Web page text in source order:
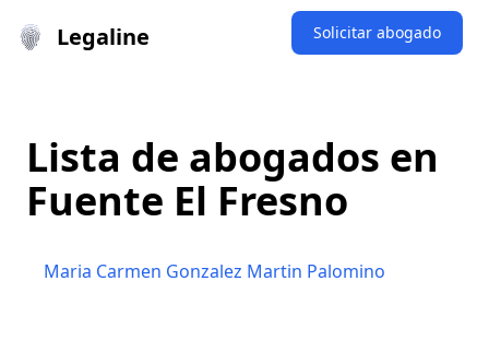
Legaline Solicitar abogado
Lista de abogados en
Fuente El Fresno
Maria Carmen Gonzalez Martin Palomino